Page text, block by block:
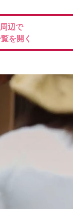
周辺で
を開く